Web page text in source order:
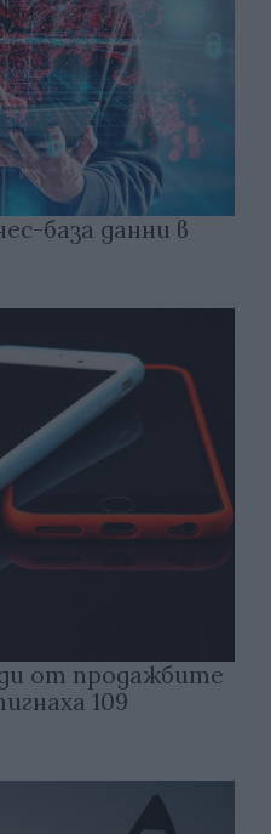
база данни в
от продажбите
109